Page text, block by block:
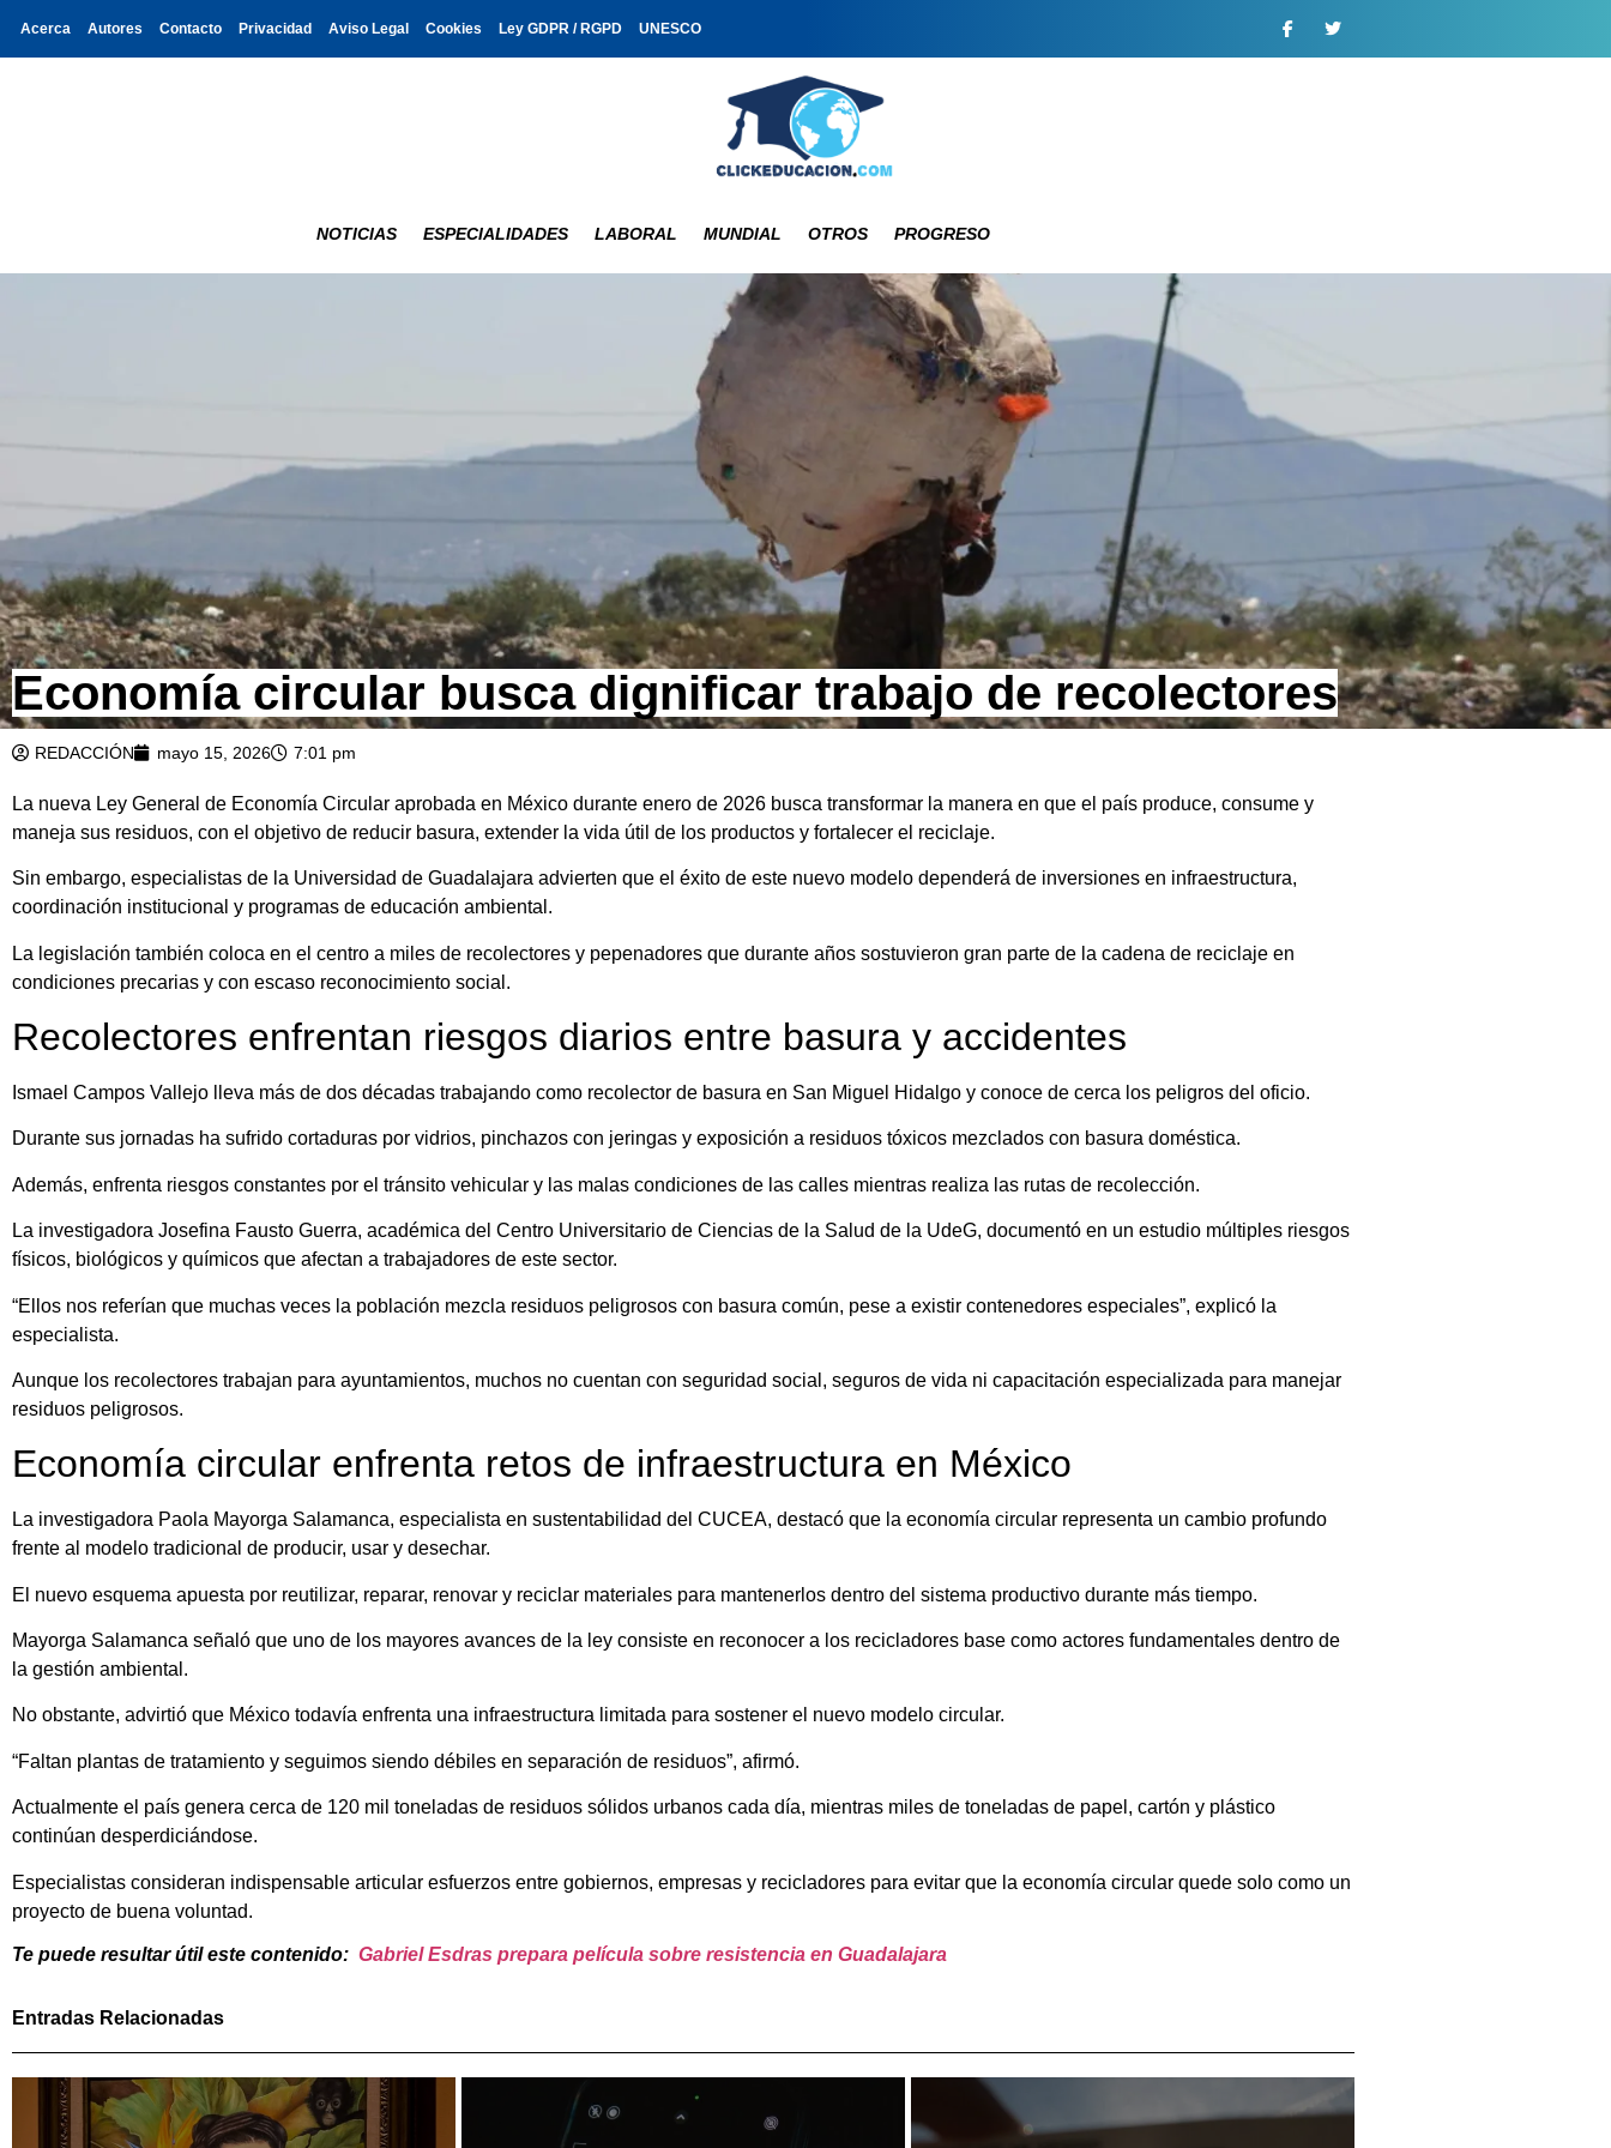
Acerca Autores Contacto Privacidad Aviso Legal Cookies Ley GDPR / RGPD UNESCO
NOTICIAS ESPECIALIDADES LABORAL MUNDIAL OTROS PROGRESO
Economía circular busca dignificar trabajo de recolectores
REDACCIÓN mayo 15, 2026 7:01 pm
La nueva Ley General de Economía Circular aprobada en México durante enero de 2026 busca transformar la manera en que el país produce, consume y
maneja sus residuos, con el objetivo de reducir basura, extender la vida útil de los productos y fortalecer el reciclaje.
Sin embargo, especialistas de la Universidad de Guadalajara advierten que el éxito de este nuevo modelo dependerá de inversiones en infraestructura,
coordinación institucional y programas de educación ambiental.
La legislación también coloca en el centro a miles de recolectores y pepenadores que durante años sostuvieron gran parte de la cadena de reciclaje en
condiciones precarias y con escaso reconocimiento social.
Recolectores enfrentan riesgos diarios entre basura y accidentes
Ismael Campos Vallejo lleva más de dos décadas trabajando como recolector de basura en San Miguel Hidalgo y conoce de cerca los peligros del oficio.
Durante sus jornadas ha sufrido cortaduras por vidrios, pinchazos con jeringas y exposición a residuos tóxicos mezclados con basura doméstica.
Además, enfrenta riesgos constantes por el tránsito vehicular y las malas condiciones de las calles mientras realiza las rutas de recolección.
La investigadora Josefina Fausto Guerra, académica del Centro Universitario de Ciencias de la Salud de la UdeG, documentó en un estudio múltiples riesgos
físicos, biológicos y químicos que afectan a trabajadores de este sector.
“Ellos nos referían que muchas veces la población mezcla residuos peligrosos con basura común, pese a existir contenedores especiales”, explicó la
especialista.
Aunque los recolectores trabajan para ayuntamientos, muchos no cuentan con seguridad social, seguros de vida ni capacitación especializada para manejar
residuos peligrosos.
Economía circular enfrenta retos de infraestructura en México
La investigadora Paola Mayorga Salamanca, especialista en sustentabilidad del CUCEA, destacó que la economía circular representa un cambio profundo
frente al modelo tradicional de producir, usar y desechar.
El nuevo esquema apuesta por reutilizar, reparar, renovar y reciclar materiales para mantenerlos dentro del sistema productivo durante más tiempo.
Mayorga Salamanca señaló que uno de los mayores avances de la ley consiste en reconocer a los recicladores base como actores fundamentales dentro de
la gestión ambiental.
No obstante, advirtió que México todavía enfrenta una infraestructura limitada para sostener el nuevo modelo circular.
“Faltan plantas de tratamiento y seguimos siendo débiles en separación de residuos”, afirmó.
Actualmente el país genera cerca de 120 mil toneladas de residuos sólidos urbanos cada día, mientras miles de toneladas de papel, cartón y plástico
continúan desperdiciándose.
Especialistas consideran indispensable articular esfuerzos entre gobiernos, empresas y recicladores para evitar que la economía circular quede solo como un
proyecto de buena voluntad.
Te puede resultar útil este contenido: Gabriel Esdras prepara película sobre resistencia en Guadalajara
Entradas Relacionadas